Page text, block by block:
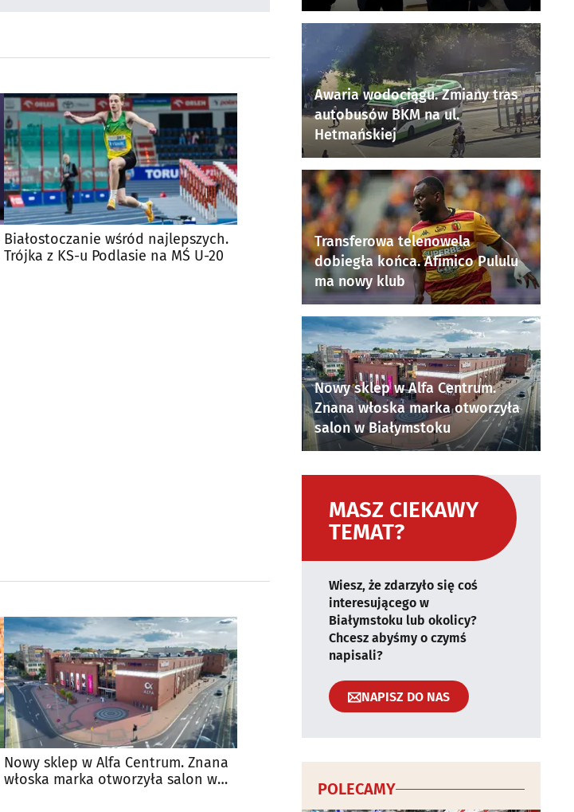
Białostoczanie wśród najlepszych.
Trójka z KS-u Podlasie na MŚ U-20
Nowy sklep w Alfa Centrum. Znana
włoska marka otworzyła salon w
Awaria wodociągu. Zmiany tras
autobusów BKM na ul.
Hetmańskiej
Transferowa telenowela
dobiegła końca. Afimico Pululu
ma nowy klub
Nowy sklep w Alfa Centrum.
Znana włoska marka otworzyła
salon w Białymstoku
MASZ CIEKAWY
TEMAT?
Wiesz, że zdarzyło się coś
interesującego w
Białymstoku lub okolicy?
Chcesz abyśmy o czymś
napisali?
NAPISZ DO NAS
POLECAMY